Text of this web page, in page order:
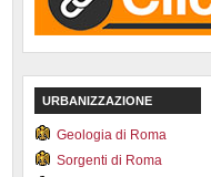
URBANIZZAZIONE
Geologia di Roma
Sorgenti di Roma